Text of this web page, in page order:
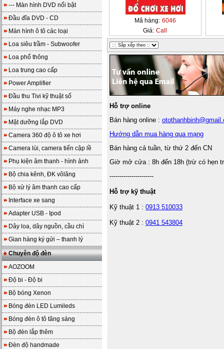
--- Màn hình DVD nổi bật
Đầu đĩa DVD - CD
Màn hình ô tô các loại
Loa siêu trầm - Subwoofer
Loa phổ thông
Loa trung cao cấp
Power Amplifier
Đầu thu Tivi kỹ thuật số
Máy nghe nhạc MP3
Mặt dưỡng lắp DVD
Camera 360 độ ô tô xe hơi
Camera lùi, camera tiến cập lề
Phụ kiện âm thanh - hình ảnh
Bộ chia kênh, ĐK vôlăng
Bộ xử lý âm thanh cao cấp
Interface xe sang
Adapter USB - Ipod
Dây loa, dây nguồn, cầu chì
Gian hàng ký gửi – thanh lý
Chuyên độ đèn
AOZOOM
Độ bi - Độ bi
Bộ bóng Xenon
Bóng đèn LED Lumileds
Bóng đèn ô tô tăng sáng
Bộ đèn lắp thêm
Đèn độ handmade
Mã hàng: 6046
Giá: Call
Hỗ trợ online
Bán hàng online :
Hướng dẫn mua hàng qua mạng
Bán hàng cả tuần, từ thứ 2 đến CN
Giờ mở cửa : 8h đến 18h (trừ có hẹn
----------------------
Hỗ trợ kỹ thuật
Kỹ thuật 1 : 0913 510033
Kỹ thuật 2 : 0941 543804